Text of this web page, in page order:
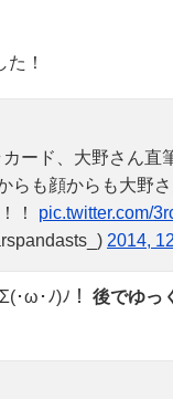
！
カード、大野さん直
らも顔からも大野
！ pic.twitter.com/
2014,
･ω･ﾉ)ﾉ！ 後でゆっ